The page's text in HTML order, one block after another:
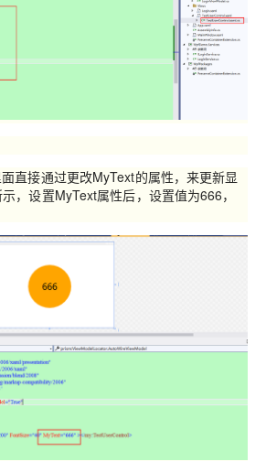
直接通过更改MyText的属性，来更新显
，设置MyText属性后，设置值为666，